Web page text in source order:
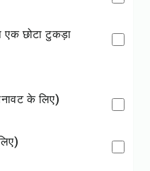
एक छोटा टुकड़ा
के लिए)